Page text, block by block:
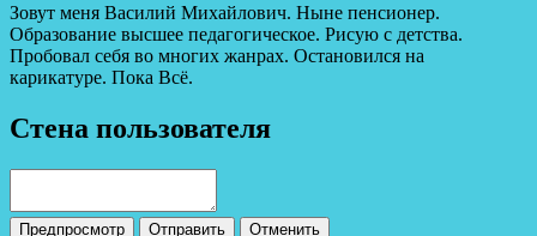
Зовут меня Василий Михайлович. Ныне пенсионер.
Образование высшее педагогическое. Рисую с детства.
Пробовал себя во многих жанрах. Остановился на
карикатуре. Пока Всё.
Стена пользователя